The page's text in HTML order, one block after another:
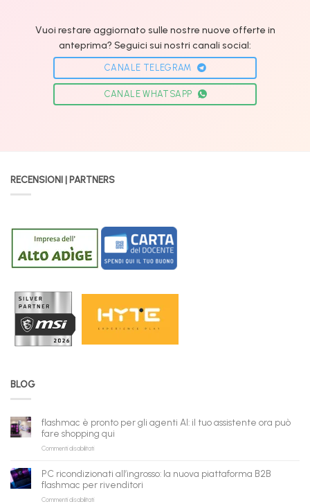
Vuoi restare aggiornato sulle nostre nuove offerte in
anteprima? Seguici sui nostri canali social:
CANALE TELEGRAM
CANALE WHATSAPP
RECENSIONI | PARTNERS
BLOG
flashmac è pronto per gli agenti AI: il tuo assistente ora può
fare shopping qui
Commenti disabilitatisu
pronto
per
gli
PC ricondizionati all’ingrosso: la nuova piattaforma B2B
flashmac per rivenditori
Commenti disabilitatisu